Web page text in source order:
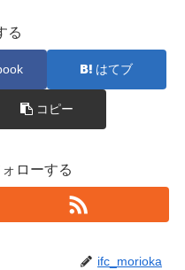
る
はてブ
コピー
ローする
ifc_morioka